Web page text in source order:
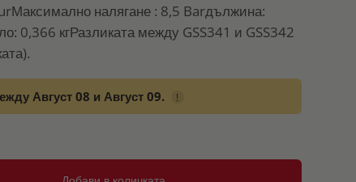
налягане : 8,5 Barдължина:
0,366 кгРазликата между GSS341 и GSS342
Август 08 и Август 09. !